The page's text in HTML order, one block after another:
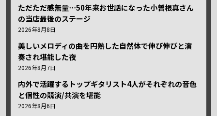
ただただ感無量⋯50年来お世話になった小曽根真さん
の当店最後のステージ
2026年8月8日
美しいメロディの曲を円熟した自然体で伸び伸びと演
奏され堪能した夜
2026年8月7日
内外で活躍するトップギタリスト4人がそれぞれの音色
と個性の競演/共演を堪能
2026年8月6日